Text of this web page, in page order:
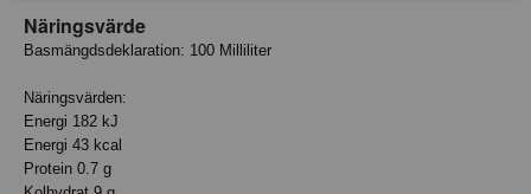
Näringsvärde
Basmängdsdeklaration: 100 Milliliter
Näringsvärden:
Energi 182 kJ
Energi 43 kcal
Protein 0.7 g